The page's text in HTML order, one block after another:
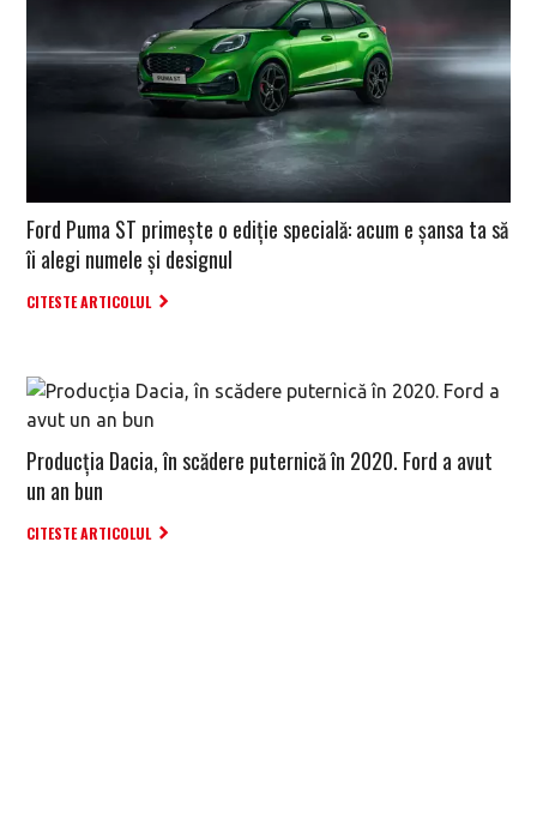
Ford Puma ST primește o ediție specială: acum e șansa ta să
îi alegi numele și designul
CITESTE ARTICOLUL
Producția Dacia, în scădere puternică în 2020. Ford a avut
un an bun
CITESTE ARTICOLUL